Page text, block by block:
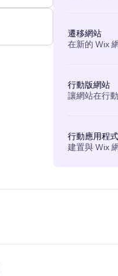
遷移網站
在新的 Wix
行動版網站
讓網站在行
行動應用程式
建置與 Wix